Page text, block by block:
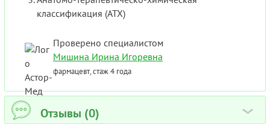
классификация (ATX)
Проверено специалистом
Мишина Ирина Игоревна
фармацевт, стаж 4 года
Отзывы (0) ›